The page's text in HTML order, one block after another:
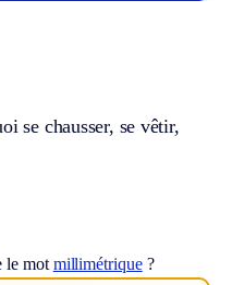
se chausser, se vêtir,
le mot millimétrique?